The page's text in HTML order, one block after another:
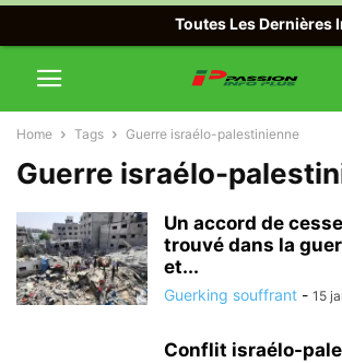
Home Tags Guerre israélo-palestinienne
Guerre israélo-
Un accord de
trouvé dans la
et...
Guerking souffrant - 15
Conflit israélo-
Toutes Les Dernières